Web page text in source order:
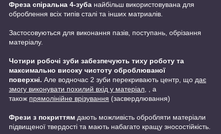
Фреза спіральна 4-зуба найбільш використовувана для
оброблення всіх типів сталі та інших матриалів.
Застосовуються для виконання пазів, поступань, обрізання
матеріалу.
Чотири робочі зуби забезпечують тиху роботу та
максимально високу чистоту оброблюваної
поверхні. Але водночас 2 зуби перекривають центр, що дає
змогу виконувати похилий вхід у матеріал, , а
також прямолінійне врізування (засвердлювання)
Фрези з покриттям дають можливість обробляти матеріали
підвищеної твердості та мають набагато кращу зносостійкість.